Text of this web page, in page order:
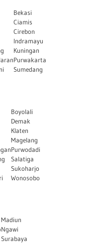
Bekasi
Ciamis
Cirebon
Indramayu
Kuningan
Purwakarta
Sumedang
Boyolali
Demak
Klaten
Magelang
Purwodadi
Salatiga
Sukoharjo
Wonosobo
Madiun
Ngawi
Surabaya